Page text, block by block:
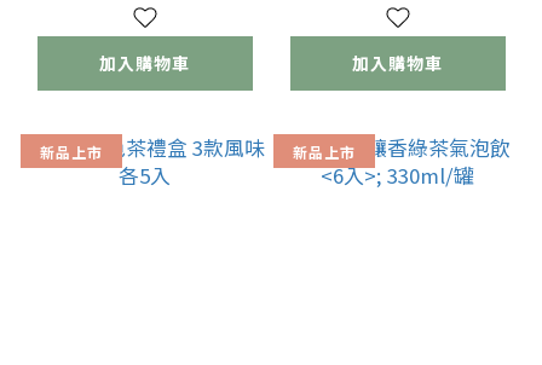
加入購物車 加入購物車
新品上市 新品上市